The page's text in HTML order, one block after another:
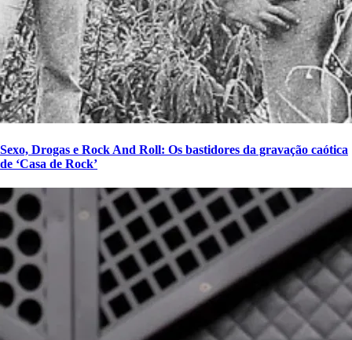
Sexo, Drogas e Rock And Roll: Os bastidores da gravação caótica
de ‘Casa de Rock’